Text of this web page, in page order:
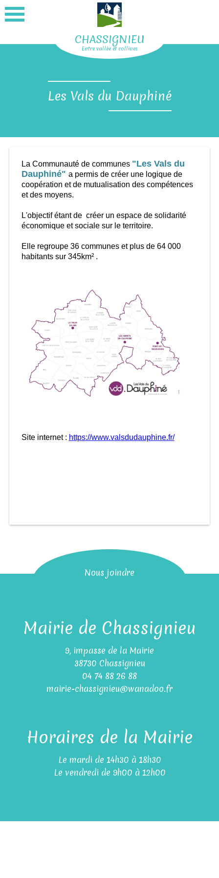
CHASSIGNIEU
Entre vallée et collines
Les Vals du Dauphiné
La Communauté de communes "Les Vals du
Dauphiné" a permis de créer une logique de
coopération et de mutualisation des compétences
et des moyens.
L'objectif étant de créer un espace de solidarité
économique et sociale sur le territoire.
Elle regroupe 36 communes et plus de 64 000
habitants sur 345km² .
Site internet : https://www.valsdudauphine.fr/
Nous joindre
Mairie de Chassignieu
9, impasse de la Mairie
38730 Chassignieu
04 74 88 26 88
mairie-chassignieu@wanadoo.fr
Horaires de la Mairie
Le mardi de 14h30 à 18h30
Le vendredi de 9h00 à 12h00